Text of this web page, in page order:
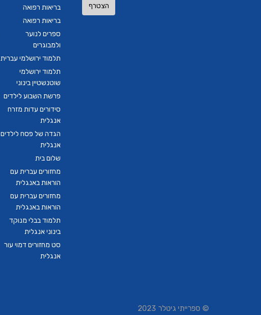
הצטרף
בריאות רפואה
בריאות רפואה
ספרים לנוער
ולמבוגרים
תלמוד ירושלמי עברית
תלמוד ירושלמי
שוטנשטיין בינוני
פרשת השבוע לילדים
סידורים עדות מזרח
אנגלית
הגדה של פסח לילדים
אנגלית
שלום בית
מחזורים עברית עם
הוראות באנגלית
מחזורים עברית עם
הוראות באנגלית
תלמוד בבלי מנוקד
בינוני אנגלית
סט מחזורים דמוי עור
אנגלית
© ספרייתי גיטלר 2023